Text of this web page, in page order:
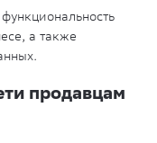
а также
продавцам